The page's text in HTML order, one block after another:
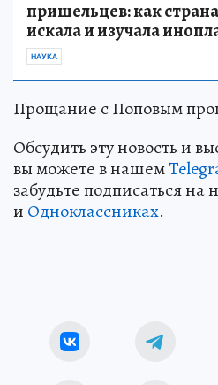
пришельцев: как
искала и изучала
НАУКА
Прощание с Поповым
Обсудить эту новость и
вы можете в нашем
забудьте подписаться на
и Одноклассниках.